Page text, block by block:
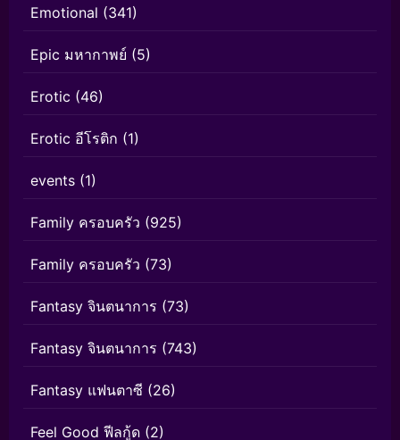
Emotional (341)
Epic มหากาพย์ (5)
Erotic (46)
Erotic อีโรติก (1)
events (1)
Family ครอบครัว (925)
Family ครอบครัว (73)
Fantasy จินตนาการ (73)
Fantasy จินตนาการ (743)
Fantasy แฟนตาซี (26)
Feel Good ฟีลกู้ด (2)